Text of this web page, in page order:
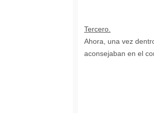
Tercero.
Ahora, una vez
aconsejaban en el